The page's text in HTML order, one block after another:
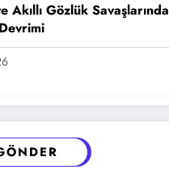
Gözlük Savaşlarında